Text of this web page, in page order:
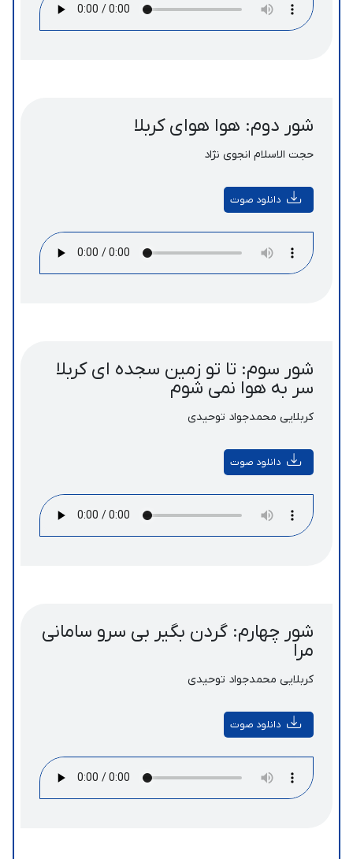
شور دوم: هوا هوای کربلا
حجت الاسلام انجوی نژاد
دانلود صوت
شور سوم: تا تو زمین سجده ای کربلا
سر به هوا نمی شوم
کربلایی محمدجواد توحیدی
دانلود صوت
شور چهارم: گردن بگیر بی سرو سامانی
مرا
کربلایی محمدجواد توحیدی
دانلود صوت